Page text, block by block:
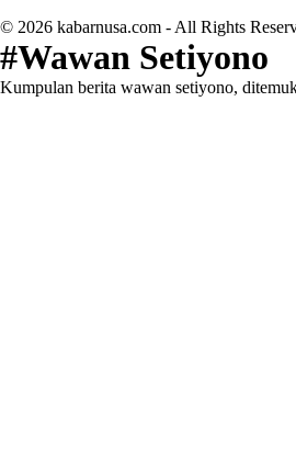
© 2026 kabarnusa.com - All Rights
#Wawan Setiyono
Kumpulan berita wawan setiyono,